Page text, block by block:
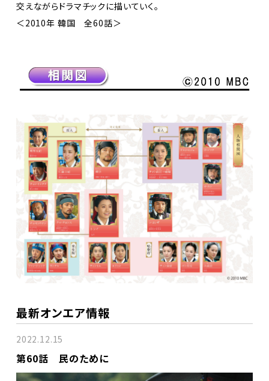
交えながらドラマチックに描いていく。
＜2010年 韓国 全60話＞
最新オンエア情報
2022.12.15
第60話 民のために